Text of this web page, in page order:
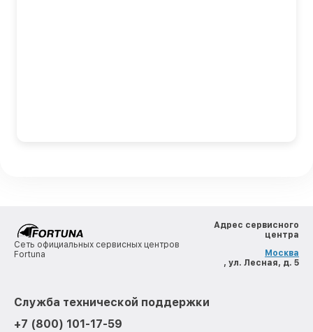
Сеть официальных сервисных центров
Fortuna
Адрес сервисного
центра
Москва
, ул. Лесная, д. 5
Служба технической поддержки
+7 (800) 101-17-59